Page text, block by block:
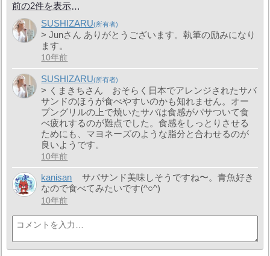
前の2件を表示
SUSHIZARU
> Junさん ありがとうございます。執筆の励みになり
ます。
10年前
SUSHIZARU
> くまきちさん おそらく日本でアレンジされたサバ
サンドのほうが食べやすいのかも知れません。オー
プングリルの上で焼いたサバは食感がパサついて食
べ疲れするのが難点でした。食感をしっとりさせる
ためにも、マヨネーズのような脂分と合わせるのが
良いようです。
10年前
kanisan
サバサンド美味しそうですね〜。青魚好き
なので食べてみたいです(^○^)
10年前